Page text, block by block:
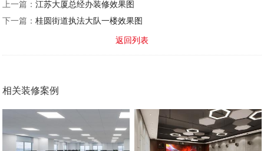
上一篇：江苏大厦总经办装修效果图
下一篇：桂圆街道执法大队一楼效果图
返回列表
相关装修案例